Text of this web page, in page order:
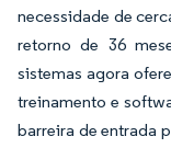
necessidade de
retorno de 36
sistemas agora
treinamento e
barreira de entrada